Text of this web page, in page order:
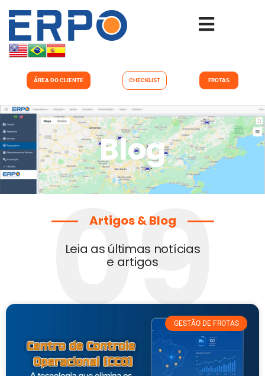
ÁREA DO CLIENTE CHECKLIST FROTAS
Blog
09
Artigos & Blog
Leia as últimas notícias
e artigos
GESTÃO DE FROTAS